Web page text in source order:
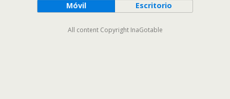
Móvil Escritorio
All content Copyright InaGotable